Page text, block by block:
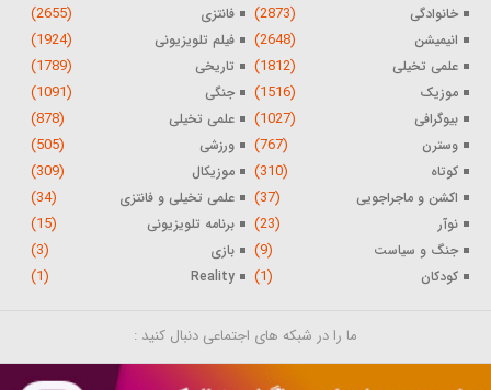
خانوادگی (2873) فانتزی (2655)
انیمیشن (2648) فیلم تلویزیونی (1924)
علمی تخیلی (1812) تاریخی (1789)
موزیک (1516) جنگی (1091)
بیوگرافی (1027) علمی تخیلی (878)
وسترن (767) ورزشی (505)
کوتاه (310) موزیکال (309)
اکشن و ماجراجویی (37) علمی تخیلی و فانتزی (34)
نوآر (23) برنامه تلویزیونی (15)
جنگ و سیاست (9) بازی (3)
کودکان (1)
Reality
(1)
ما را در شبکه های اجتماعی دنبال کنید :